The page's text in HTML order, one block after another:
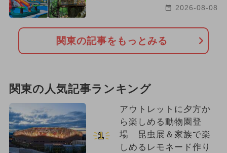
2026-08-08
関東の記事をもっとみる
関東の人気記事ランキング
1
アウトレットに夕方か
ら楽しめる動物園登
場 昆虫展＆家族で楽
しめるレモネード作り